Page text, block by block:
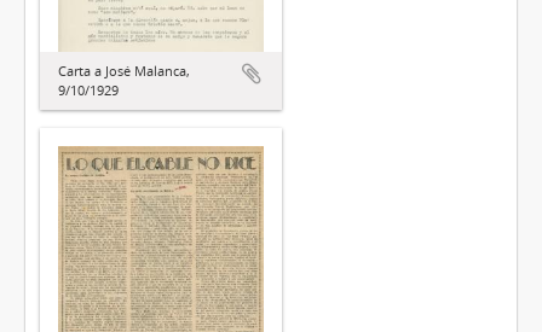
Carta a José Malanca,
9/10/1929